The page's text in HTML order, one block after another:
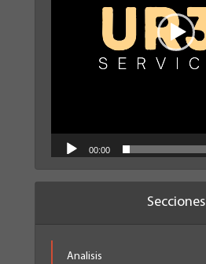
00:00
Secciones
Analisis